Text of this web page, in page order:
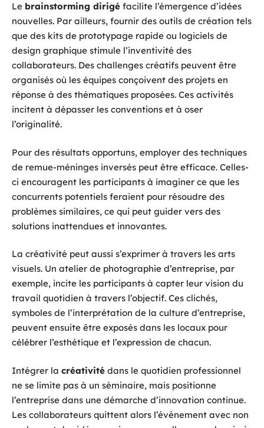
Le brainstorming dirigé facilite l’émergence d’idées
nouvelles. Par ailleurs, fournir des outils de création tels
que des kits de prototypage rapide ou logiciels de
design graphique stimule l’inventivité des
collaborateurs. Des challenges créatifs peuvent être
organisés où les équipes conçoivent des projets en
réponse à des thématiques proposées. Ces activités
incitent à dépasser les conventions et à oser
l’originalité.
Pour des résultats opportuns, employer des techniques
de remue-méninges inversés peut être efficace. Celles-
ci encouragent les participants à imaginer ce que les
concurrents potentiels feraient pour résoudre des
problèmes similaires, ce qui peut guider vers des
solutions inattendues et innovantes.
La créativité peut aussi s’exprimer à travers les arts
visuels. Un atelier de photographie d’entreprise, par
exemple, incite les participants à capter leur vision du
travail quotidien à travers l’objectif. Ces clichés,
symboles de l’interprétation de la culture d’entreprise,
peuvent ensuite être exposés dans les locaux pour
célébrer l’esthétique et l’expression de chacun.
Intégrer la créativité dans le quotidien professionnel
ne se limite pas à un séminaire, mais positionne
l’entreprise dans une démarche d’innovation continue.
Les collaborateurs quittent alors l’événement avec non